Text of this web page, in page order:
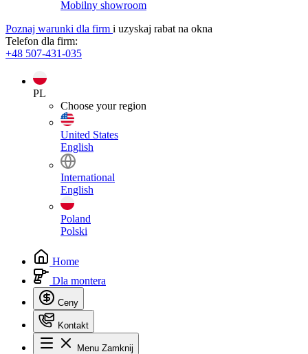
Mobilny showroom
Poznaj warunki dla firm i uzyskaj rabat na okna
Telefon dla firm:
+48 507-431-035
PL
Choose your region
United States
English
International
English
Poland
Polski
Home
Dla montera
Ceny
Kontakt
Menu Zamknij